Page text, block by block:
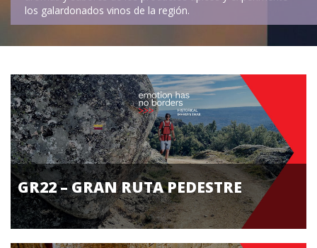
los galardonados vinos de la región.
GR22 – GRAN RUTA PEDESTRE